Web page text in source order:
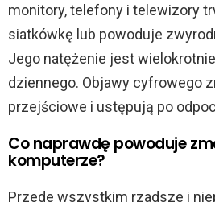
monitory, telefony i telewizory
siatkówkę lub powoduje
Jego natężenie jest
dziennego. Objawy cyfrowego
przejściowe i ustępują po
Co naprawdę powoduje
komputerze?
Przede wszystkim rzadsze i